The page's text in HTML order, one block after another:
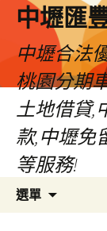
中壢匯
中壢合法
桃園分期
土地借貸,
款,中壢免
等服務!
選單